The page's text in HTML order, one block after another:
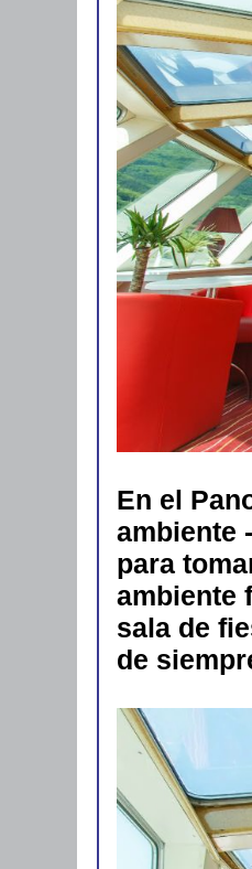
En el
ambiente
para
ambiente
sala de
de